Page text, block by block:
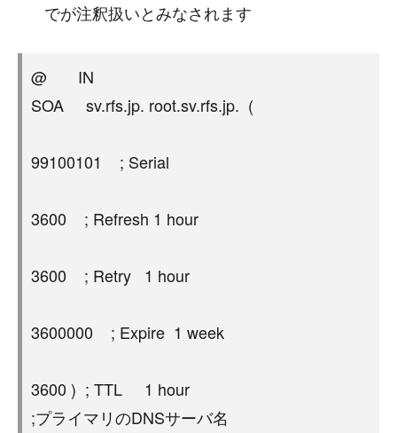
でが注釈扱いとみなされます
@ IN
SOA sv.rfs.jp. root.sv.rfs.jp. (
99100101 ; Serial
3600 ; Refresh 1 hour
3600 ; Retry 1 hour
3600000 ; Expire 1 week
3600 ) ; TTL 1 hour
;プライマリのDNSサーバ名